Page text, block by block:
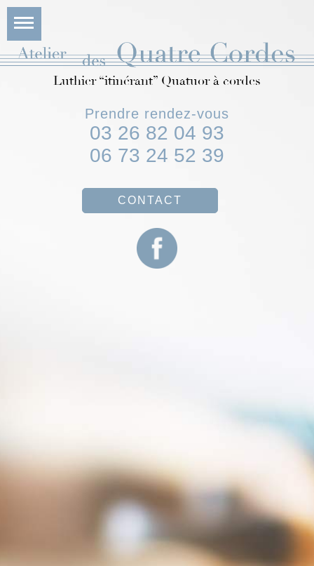
Luthier “itinérant” Quatuor à cordes
Prendre rendez-vous
03 26 82 04 93
06 73 24 52 39
CONTACT